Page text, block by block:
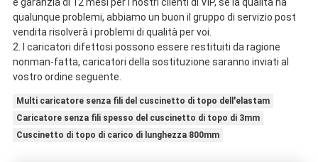
e garanzia di 12 mesi per i nostri clienti di VIP, se la qualità ha
qualunque problemi, abbiamo un buon il gruppo di servizio post
vendita risolverà i problemi di qualità per voi.
2. I caricatori difettosi possono essere restituiti da ragione
nonman-fatta, caricatori della sostituzione saranno inviati al
vostro ordine seguente.
Multi caricatore senza fili del cuscinetto di topo dell'elastam
Caricatore senza fili spesso del cuscinetto di topo di 3mm
Cuscinetto di topo di carico di lunghezza 800mm